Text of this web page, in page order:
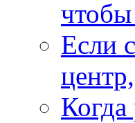
Если